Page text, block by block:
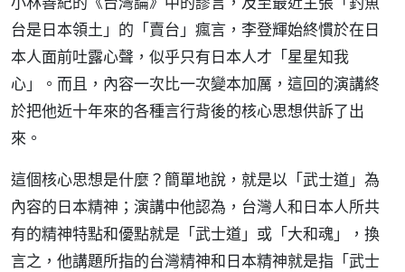
台是日本領土」的「賣台」瘋言，李登輝始終慣於在日
本人面前吐露心聲，似乎只有日本人才「星星知我
心」。而且，內容一次比一次變本加厲，這回的演講終
於把他近十年來的各種言行背後的核心思想供訴了出
來。
這個核心思想是什麼？簡單地說，就是以「武士道」為
內容的日本精神；演講中他認為，台灣人和日本人所共
有的精神特點和優點就是「武士道」或「大和魂」，換
言之，他講題所指的台灣精神和日本精神就是指「武士